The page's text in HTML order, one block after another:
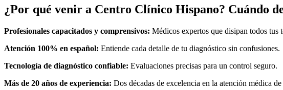
¿Por qué venir a Centro Clínico Hispano? Cuándo
Profesionales capacitados y comprensivos: Médicos expertos que disipan todos tus
Atención 100% en español: Entiende cada detalle de tu diagnóstico sin confusiones.
Tecnología de diagnóstico confiable: Evaluaciones precisas para un control seguro.
Más de 20 años de experiencia: Dos décadas de excelencia en la atención médica